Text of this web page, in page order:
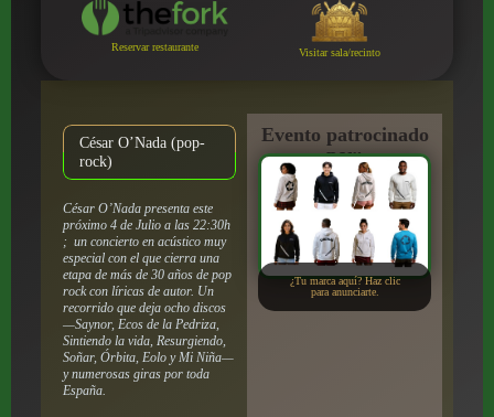
Reservar restaurante Visitar sala/recinto
César O’Nada (pop-
rock)
César O’Nada presenta este
próximo 4 de Julio a las 22:30h
; un concierto en acústico muy
especial con el que cierra una
etapa de más de 30 años de pop
rock con líricas de autor. Un
recorrido que deja ocho discos
—Saynor, Ecos de la Pedriza,
Sintiendo la vida, Resurgiendo,
Soñar, Órbita, Eolo y Mi Niña—
y numerosas giras por toda
España.
Evento patrocinado
por:
¿Tu marca aquí? Haz clic
para anunciarte.